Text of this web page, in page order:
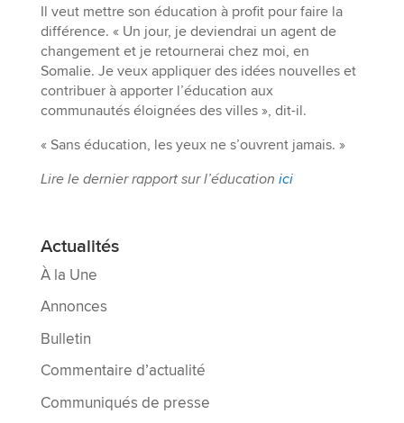
Il veut mettre son éducation à profit pour faire la
différence. « Un jour, je deviendrai un agent de
changement et je retournerai chez moi, en
Somalie. Je veux appliquer des idées nouvelles et
contribuer à apporter l’éducation aux
communautés éloignées des villes », dit-il.
« Sans éducation, les yeux ne s’ouvrent jamais. »
Lire le dernier rapport sur l’éducation ici
Actualités
À la Une
Annonces
Bulletin
Commentaire d’actualité
Communiqués de presse